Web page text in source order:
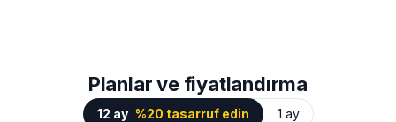
Planlar ve fiyatlandırma
12 ay %20 tasarruf edin 1 ay